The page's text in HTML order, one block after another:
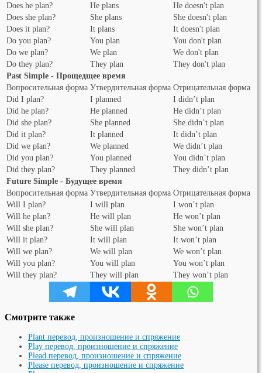
Does he plan?
He plans
He doesn't plan
Does she plan?
She plans
She doesn't plan
Does it plan?
It plans
It doesn't plan
Do you plan?
You plan
You don't plan
Do we plan?
We plan
We don't plan
Do they plan?
They plan
They don't plan
Past Simple - Прощедщее время
Вопросительная форма Утвердительная форма Отрицательная форма
Did I plan?
I planned
I didn’t plan
Did he plan?
He planned
He didn’t plan
Did she plan?
She planned
She didn’t plan
Did it plan?
It planned
It didn’t plan
Did we plan?
We planned
We didn’t plan
Did you plan?
You planned
You didn’t plan
Did they plan?
They planned
They didn’t plan
Future Simple - Будущее время
Вопросительная форма Утвердительная форма Отрицательная форма
Will I plan?
I will plan
I won’t plan
Will he plan?
He will plan
He won’t plan
Will she plan?
She will plan
She won’t plan
Will it plan?
It will plan
It won’t plan
Will we plan?
We will plan
We won’t plan
Will you plan?
You will plan
You won’t plan
Will they plan?
They will plan They won’t plan
Смотрите также
Plant перевод, произношение и спряжение
Play перевод, произношение и спряжение
Plead перевод, произношение и спряжение
Please перевод, произношение и спряжение